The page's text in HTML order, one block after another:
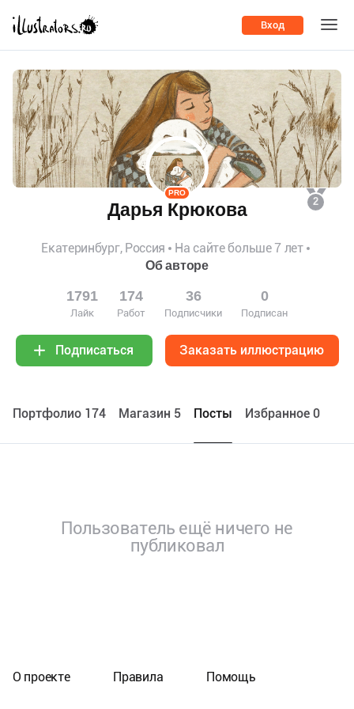
Вход
2
PRO
Дарья Крюкова
Екатеринбург, Россия
На сайте больше 7 лет
Об авторе
1791
Лайк
174
Работ
36
Подписчики
0
Подписан
Подписаться Заказать иллюстрацию
Портфолио 174 Maгазин 5 Посты Избранное 0
Пользователь ещё ничего не
публиковал
О проекте Правила Помощь